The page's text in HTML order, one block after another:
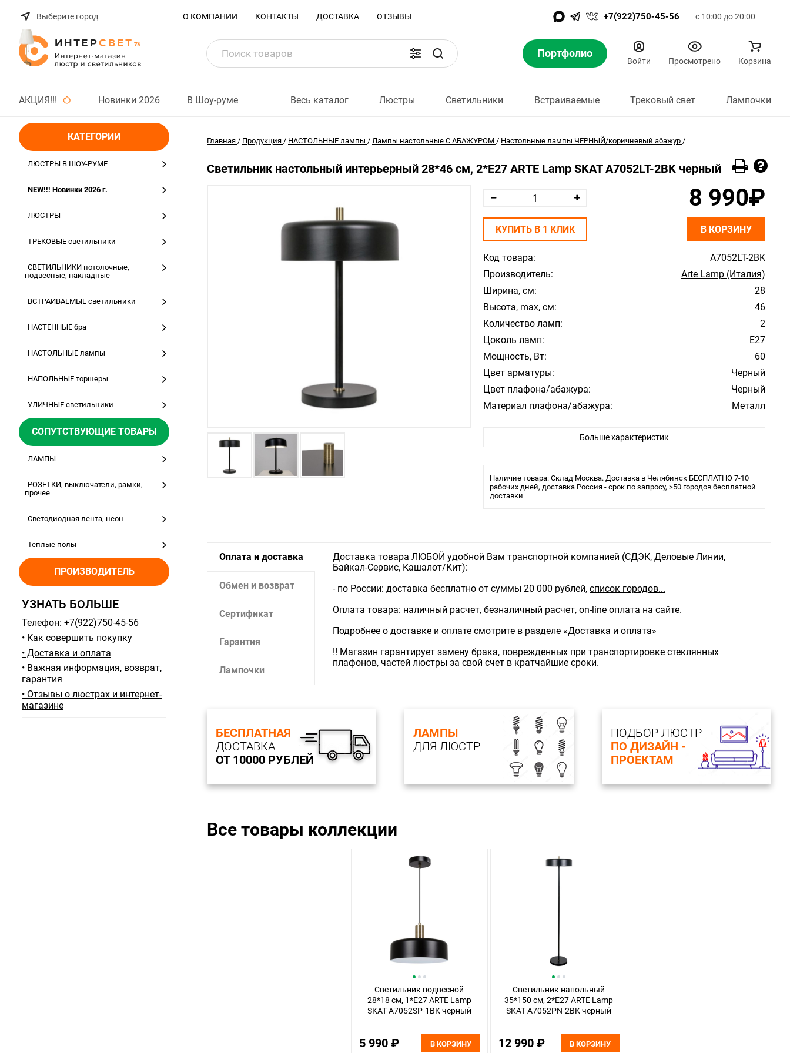
Выберите город О КОМПАНИИ КОНТАКТЫ ДОСТАВКА ОТЗЫВЫ +7(922)750-45-56 с 10:00 до 20:00
Портфолио
Войти Просмотрено Корзина
АКЦИЯ!!! Новинки 2026 В Шоу-руме Весь каталог Люстры Светильники Встраиваемые Трековый свет Лампочки
КАТЕГОРИИ
ЛЮСТРЫ В ШОУ-РУМЕ
NEW!!! Новинки 2026 г.
ЛЮСТРЫ
ТРЕКОВЫЕ светильники
СВЕТИЛЬНИКИ потолочные,
подвесные, накладные
ВСТРАИВАЕМЫЕ светильники
НАСТЕННЫЕ бра
НАСТОЛЬНЫЕ лампы
НАПОЛЬНЫЕ торшеры
УЛИЧНЫЕ светильники
СОПУТСТВУЮЩИЕ ТОВАРЫ
ЛАМПЫ
РОЗЕТКИ, выключатели, рамки,
прочее
Светодиодная лента, неон
Теплые полы
ПРОИЗВОДИТЕЛЬ
УЗНАТЬ БОЛЬШЕ
Телефон: +7(922)750-45-56
• Как совершить покупку
• Доставка и оплата
• Важная информация, возврат,
гарантия
• Отзывы о люстрах и интернет-
магазине
Главная / Продукция / НАСТОЛЬНЫЕ лампы / Лампы настольные С АБАЖУРОМ / Настольные лампы ЧЕРНЫЙ/коричневый абажур /
Светильник настольный интерьерный 28*46 см, 2*E27 ARTE Lamp SKAT A7052LT-2BK черный
Код товара:
A7052LT-2BK
Производитель:
Arte Lamp (Италия)
Ширина, см:
28
Высота, max, см:
46
Количество ламп:
2
Цоколь ламп:
E27
Мощность, Вт:
60
Цвет арматуры:
Черный
Цвет плафона/абажура:
Черный
Материал плафона/абажура:
Металл
Количество ламп, шт: 2
Тип цоколя: E27
Цвет: черный
Больше характеристик
Наличие товара: Склад Москва. Доставка в Челябинск БЕСПЛАТНО 7-10
рабочих дней, доставка Россия - срок по запросу, >50 городов бесплатной
доставки
8 990₽
КУПИТЬ В 1 КЛИК В КОРЗИНУ
Оплата и доставка
Обмен и возврат
Сертификат
Гарантия
Лампочки
Доставка товара ЛЮБОЙ удобной Вам транспортной компанией (СДЭК, Деловые Линии,
Байкал-Сервис, Кашалот/Кит):
- по России: доставка бесплатно от суммы 20 000 рублей, список городов...
Оплата товара: наличный расчет, безналичный расчет, on-line оплата на сайте.
Подробнее о доставке и оплате смотрите в разделе «Доставка и оплата»
‼️ Магазин гарантирует замену брака, поврежденных при транспортировке стеклянных
плафонов, частей люстры за свой счет в кратчайшие сроки.
БЕСПЛАТНАЯ
ДОСТАВКА
ОТ 10000 РУБЛЕЙ
ЛАМПЫ
ДЛЯ ЛЮСТР
ПОДБОР ЛЮСТР
ПО ДИЗАЙН -
ПРОЕКТАМ
Все товары коллекции
Светильник подвесной
28*18 см, 1*E27 ARTE Lamp
SKAT A7052SP-1BK черный
5 990 ₽ В КОРЗИНУ
Светильник напольный
35*150 см, 2*E27 ARTE Lamp
SKAT A7052PN-2BK черный
12 990 ₽ В КОРЗИНУ